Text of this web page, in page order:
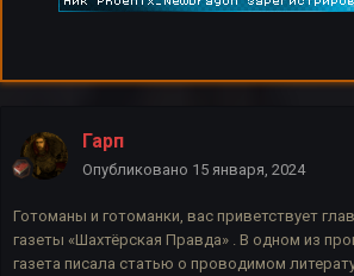
Гарп
Опубликовано 15 января, 2024
Готоманы и готоманки, вас приветствует
газеты «Шахтёрская Правда» . В одном из
газета писала статью о проводимом